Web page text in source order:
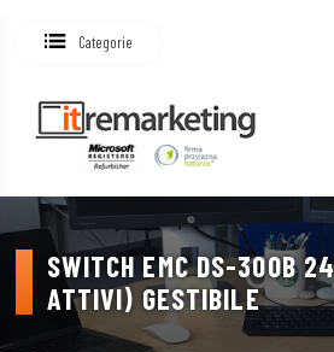
Categorie
SWITCH EMC DS-300B
ATTIVI) GESTIBILE